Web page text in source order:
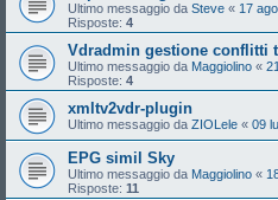
Ultimo messaggio da Steve « 17
Risposte: 4
Vdradmin gestione conflitti
Ultimo messaggio da Maggiolino «
Risposte: 4
xmltv2vdr-plugin
Ultimo messaggio da ZIOLele « 09
EPG simil Sky
Ultimo messaggio da Maggiolino «
Risposte: 11